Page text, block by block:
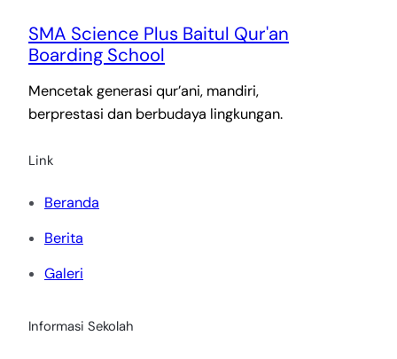
SMA Science Plus Baitul Qur'an
Boarding School
Mencetak generasi qur’ani, mandiri,
berprestasi dan berbudaya lingkungan.
Link
Beranda
Berita
Galeri
Informasi Sekolah